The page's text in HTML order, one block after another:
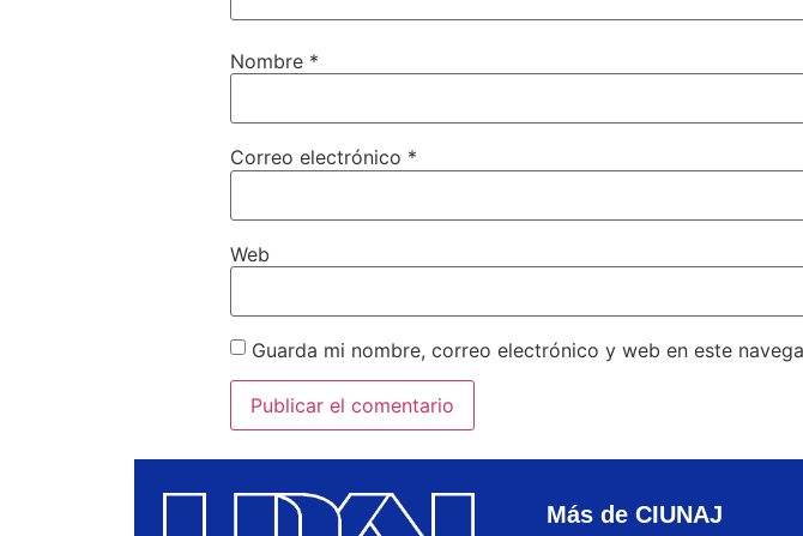
Nombre *
Correo electrónico *
Web
Guarda mi nombre, correo electrónico y web en este
Más de CIUNAJ